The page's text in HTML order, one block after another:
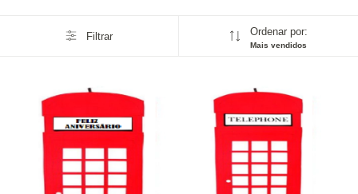
Filtrar Ordenar por:
Mais vendidos